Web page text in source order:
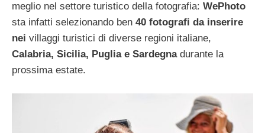
meglio nel settore turistico della fotografia: WePhoto
sta infatti selezionando ben 40 fotografi da inserire
nei villaggi turistici di diverse regioni italiane,
Calabria, Sicilia, Puglia e Sardegnadurante la
prossima estate.